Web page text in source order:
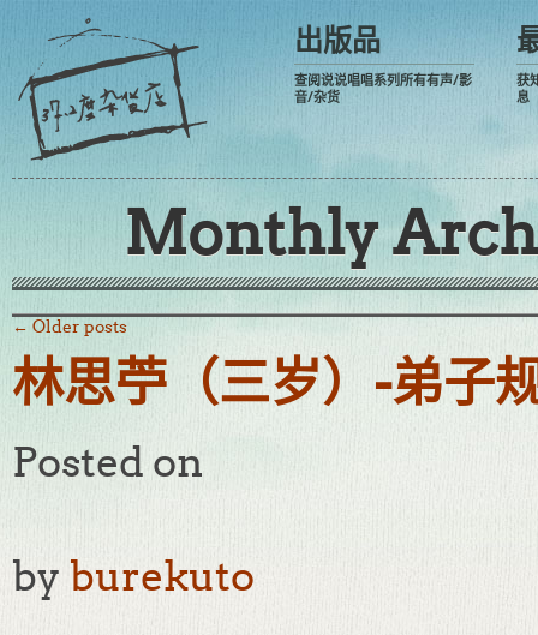
出版品
查阅说说唱唱系列所有有声/影
音/杂货
获
息
Monthly
← Older posts
林思苧（三岁）-弟子
Posted on
by burekuto